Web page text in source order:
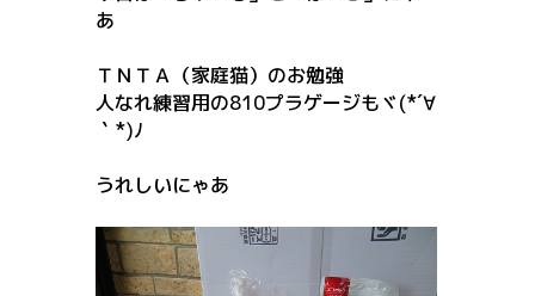
あ
ＴＮＴＡ（家庭猫）のお勉強
人なれ練習用の810プラゲージもヾ(*´∀
｀*)ﾉ
うれしいにゃあ